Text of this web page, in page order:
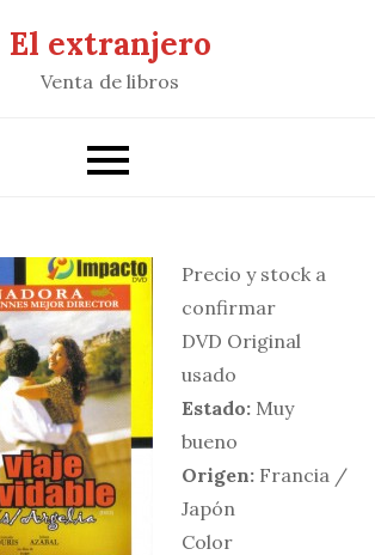
El extranjero
Venta de libros
Precio y stock a
confirmar
DVD Original
usado
Estado: Muy
bueno
Origen: Francia /
Japón
Color